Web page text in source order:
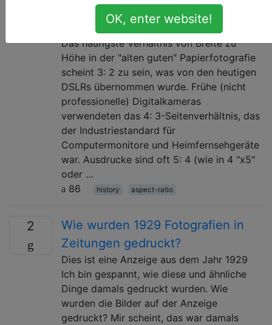
es für gemeinsame
Seitenverhältnisse?
Das häufigste Verhältnis von Breite zu
Höhe in der "alten guten" Papierfotografie
scheint 3: 2 zu sein, was von den heutigen
DSLRs übernommen wurde. Frühe (nicht
professionelle) Digitalkameras
verwendeten das 4: 3-Seitenverhältnis, das
der Industriestandard für
Computermonitore und Heimfernsehgeräte
war. Ausdrucke sind oft 5: 4 (wie in 4 "x5"
oder …
86
history aspect-ratio
2
Wie wurden 1929 Fotografien in
Zeitungen gedruckt?
Dies ist eine Anzeige aus dem Jahr 1929
Ich bin gespannt, wie diese und ähnliche
Dinge damals gedruckt wurden. Wie
wurden die Bilder auf der Anzeige
gedruckt? Mir scheint, das war damals
OK, enter website!